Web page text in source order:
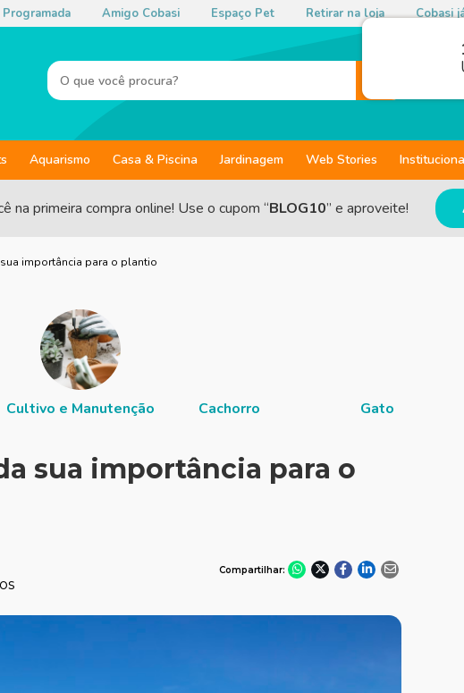
Programada Amigo Cobasi Espaço Pet Retirar na loja Cobasi
Aquarismo Casa & Piscina Jardinagem Web Stories
na primeira compra online! Use o cupom “BLOG10” e aproveite!
importância para o plantio
Cultivo e Manutenção Cachorro Gato
sua importância para o
Compartilhar: